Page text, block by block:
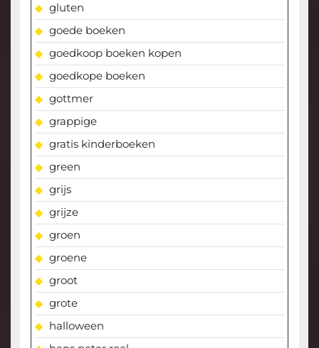
gluten
goede boeken
goedkoop boeken kopen
goedkope boeken
gottmer
grappige
gratis kinderboeken
green
grijs
grijze
groen
groene
groot
grote
halloween